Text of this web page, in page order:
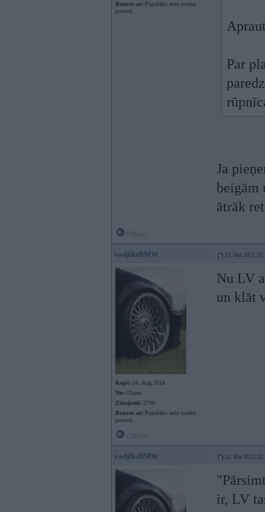
Braucu ar: Populāko auto marku
powerā.
Par
Ja
beigām
ātrāk
vadjiksBMW 12. Mar 2021,
Kopš: 16. Aug 2016
No: Olaine
Ziņojumi: 2700
Braucu ar: Populāko auto marku
powerā.
Nu LV
un klāt
vadjiksBMW 12. Mar 2021,
ir, LV